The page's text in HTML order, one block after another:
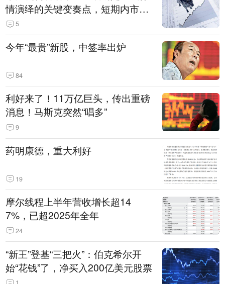
情演绎的关键变奏点，短期内市场
或继续反弹，关注三条业绩主线
5
今年“最贵”新股，中签率出炉
84
利好来了！11万亿巨头，传出重磅
消息！马斯克突然“唱多”
9
药明康德，重大利好
19
摩尔线程上半年营收增长超14
7%，已超2025年全年
24
“新王”登基“三把火”：伯克希尔开
始“花钱”了，净买入200亿美元股票